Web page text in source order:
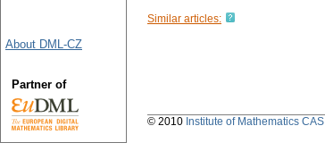
Similar articles:
About DML-CZ
Partner of
© 2010 Institute of Mathematics CAS